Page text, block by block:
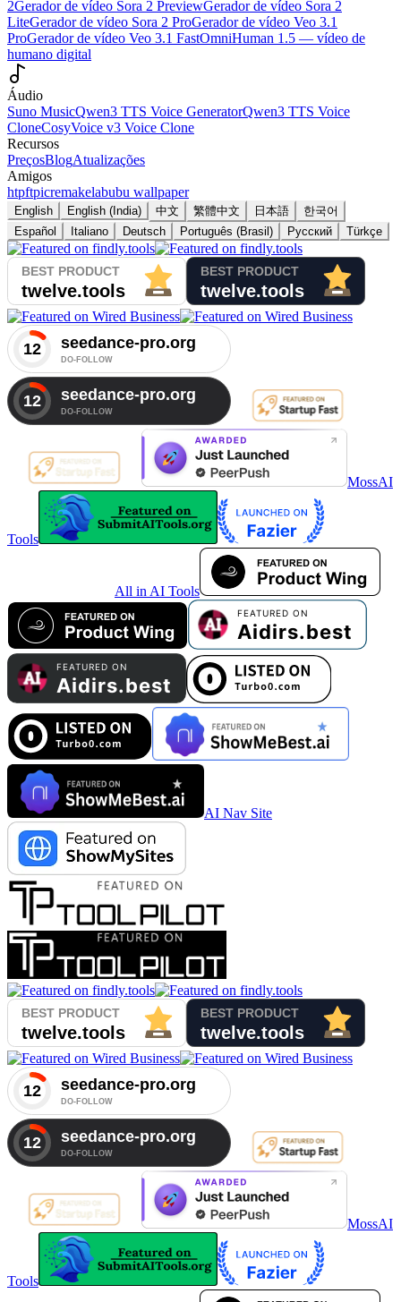
2Gerador de vídeo Sora 2 PreviewGerador de vídeo Sora 2
LiteGerador de vídeo Sora 2 ProGerador de vídeo Veo 3.1
ProGerador de vídeo Veo 3.1 FastOmniHuman 1.5 — vídeo de
humano digital
Áudio
Suno MusicQwen3 TTS Voice GeneratorQwen3 TTS Voice
CloneCosyVoice v3 Voice Clone
Recursos
PreçosBlogAtualizações
Amigos
htpftpicremakelabubu wallpaper
English English (India) 中文 繁體中文 日本語
한국어
Español
Italiano Deutsch Português (Brasil) Русский Türkçe
MossAI
Tools
All in AI Tools
AI Nav Site
MossAI
Tools